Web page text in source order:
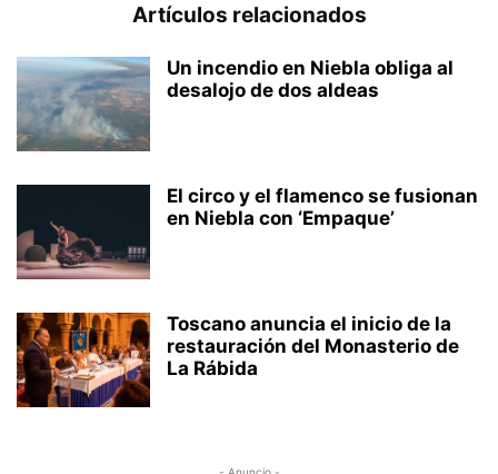
Artículos relacionados
Un incendio en Niebla obliga al
desalojo de dos aldeas
El circo y el flamenco se fusionan
en Niebla con ‘Empaque’
Toscano anuncia el inicio de la
restauración del Monasterio de
La Rábida